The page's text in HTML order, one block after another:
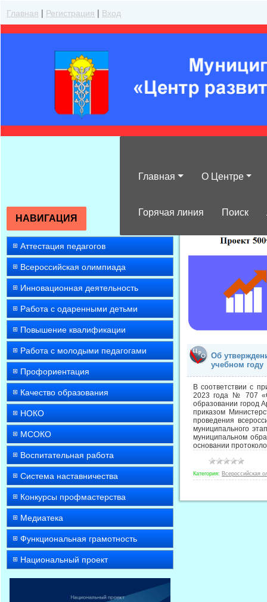
Главная | Регистрация | Вход
Главная О Центре
Горячая линия Поиск
НАВИГАЦИЯ
Аттестация педагогов
Всероссийская олимпиада
Инновационная деятельность
Работа с одаренными детьми
Повышение квалификации
Работа с молодыми педагогами
Профориентация
Качество образования
НОКО
МСОКО
Воспитательная работа
Система наставничества
Конкурсы профмастерства
Медиатека
Функциональная грамотность
Национальный проект
Об
учебном году
В соответствии с
2023 года № 707
образовании город
приказом
проведения
муниципального
муниципальном
основании
Категория: Всероссийская